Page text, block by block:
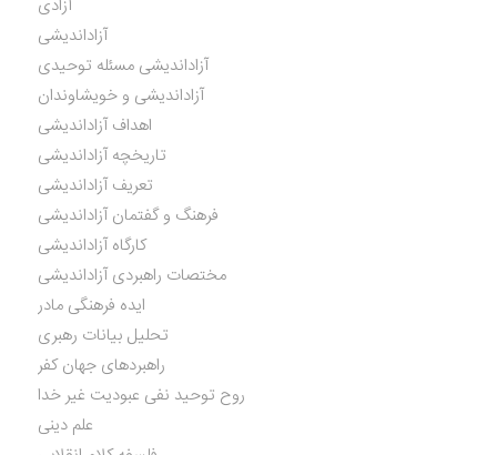
آزادی
آزاداندیشی
آزاداندیشی مسئله توحیدی
آزاداندیشی و خویشاوندان
اهداف آزاداندیشی
تاریخچه آزاداندیشی
تعریف آزاداندیشی
فرهنگ و گفتمان آزاداندیشی
کارگاه آزاداندیشی
مختصات راهبردی آزاداندیشی
ایده فرهنگی مادر
تحلیل بیانات رهبری
راهبردهای جهان کفر
روح توحید نفی عبودیت غیر خدا
علم دینی